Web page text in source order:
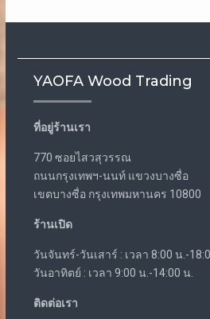
YAOFA Wood Trading
ที่อยู่ร้านเรา
770 ซอยไสวสุวรรณ
ถนนกรุงเทพฯ-นนท์ แขวงบางซื่อ
เขตบางซื่อ กรุงเทพมหานคร 10800
ร้านเปิด
วันจันทร์-วันเสาร์ : เวลา 8:00 น.-
วันอาทิตย์ : เวลา 9:00 น.-14:00 น.
ติดต่อเรา